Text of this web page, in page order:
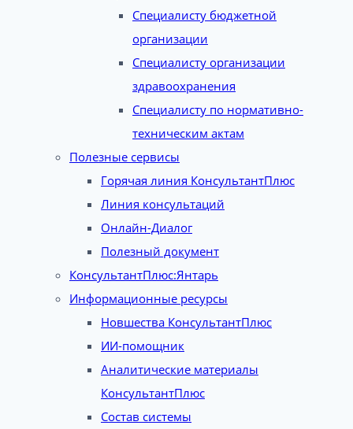
Специалисту бюджетной
организации
Специалисту организации
здравоохранения
Специалисту по нормативно-
техническим актам
Полезные сервисы
Горячая линия КонсультантПлюс
Линия консультаций
Онлайн-Диалог
Полезный документ
КонсультантПлюс:Янтарь
Информационные ресурсы
Новшества КонсультантПлюс
ИИ-помощник
Аналитические материалы
КонсультантПлюс
Состав системы